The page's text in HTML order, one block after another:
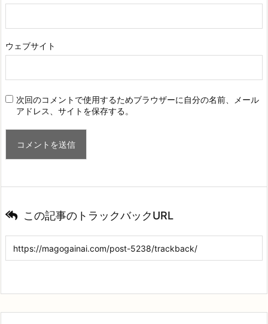
ウェブサイト
次回のコメントで使用するためブラウザーに自分の名前、メール
アドレス、サイトを保存する。
この記事のトラックバックURL